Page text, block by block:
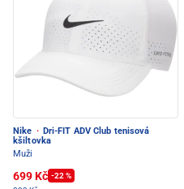
Nike · Dri-FIT ADV Club tenisová
kšiltovka
Muži
699 Kč -22 %